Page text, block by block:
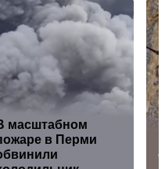
масштабном
в Перми